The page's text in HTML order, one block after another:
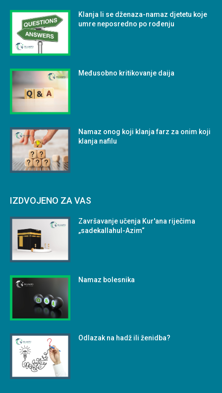
Klanja li se dženaza-namaz djetetu koje
umre neposredno po rođenju
Međusobno kritikovanje daija
Namaz onog koji klanja farz za onim koji
klanja nafilu
IZDVOJENO ZA VAS
Završavanje učenja Kur'ana riječima
„sadekallahul-Azim“
Namaz bolesnika
Odlazak na hadž ili ženidba?